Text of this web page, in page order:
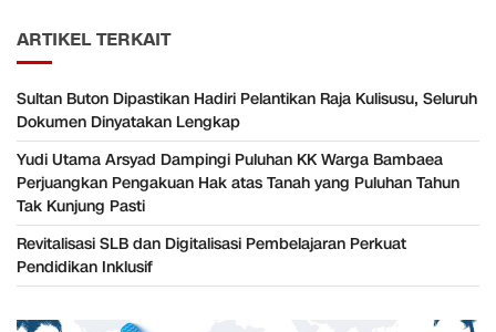
ARTIKEL TERKAIT
Sultan Buton Dipastikan Hadiri Pelantikan Raja Kulisusu, Seluruh
Dokumen Dinyatakan Lengkap
Yudi Utama Arsyad Dampingi Puluhan KK Warga Bambaea
Perjuangkan Pengakuan Hak atas Tanah yang Puluhan Tahun
Tak Kunjung Pasti
Revitalisasi SLB dan Digitalisasi Pembelajaran Perkuat
Pendidikan Inklusif